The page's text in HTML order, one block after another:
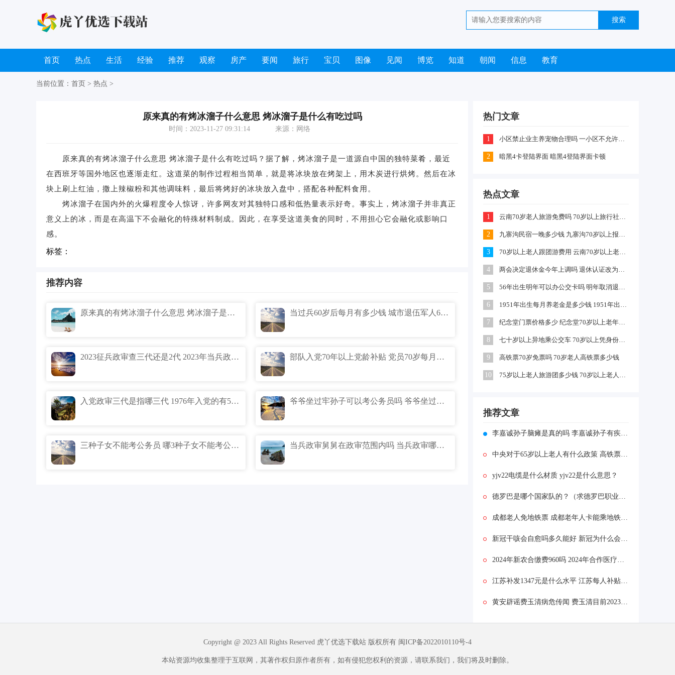
首页 热点 生活 经验 推荐 观察 房产 要闻 旅行 宝贝 图像 见闻 博览 知道 朝闻 信息 教育
当前位置： 首页 > 热点 >
原来真的有烤冰溜子什么意思 烤冰溜子是什么有吃过吗
时间：2023-11-27 09:31:14 来源：网络
原来真的有烤冰溜子什么意思 烤冰溜子是什么有吃过吗？据了解，烤冰溜子是一道源自中国的独特菜肴，最近
在西班牙等国外地区也逐渐走红。这道菜的制作过程相当简单，就是将冰块放在烤架上，用木炭进行烘烤。然后在冰
块上刷上红油，撒上辣椒粉和其他调味料，最后将烤好的冰块放入盘中，搭配各种配料食用。
烤冰溜子在国内外的火爆程度令人惊讶，许多网友对其独特口感和低热量表示好奇。事实上，烤冰溜子并非真正
意义上的冰，而是在高温下不会融化的特殊材料制成。因此，在享受这道美食的同时，不用担心它会融化或影响口
感。
标签：
推荐内容
原来真的有烤冰溜子什么意思 烤冰溜子是什么有吃过吗 当过兵60岁后每月有多少钱 城市退伍军人60岁后每月补助多少
2023征兵政审查三代还是2代 2023年当兵政审过后多久入伍 部队入党70年以上党龄补贴 党员70岁每月补贴多少
入党政审三代是指哪三代 1976年入党的有50年党龄吗 爷爷坐过牢孙子可以考公务员吗 爷爷坐过牢孙子可以当兵吗
三种子女不能考公务员 哪3种子女不能考公务员 当兵政审舅舅在政审范围内吗 当兵政审哪些家庭成员
热门文章
1 小区禁止业主养宠物合理吗 一小区不允许业主喂养猫咪和狗狗是怎么回事
2 暗黑4卡登陆界面 暗黑4登陆界面卡顿
热点文章
1 云南70岁老人旅游免费吗 70岁以上旅行社价格多少
2 九寨沟民宿一晚多少钱 九寨沟70岁以上报团费多少
3 70岁以上老人跟团游费用 云南70岁以上老人旅游费用多少
4 两会决定退休金今年上调吗 退休认证改为一年两次了吗
5 56年出生明年可以办公交卡吗 明年取消退休老年交通卡是真的吗
6 1951年出生每月养老金是多少钱 1951年出生的今年怎么算养老金
7 纪念堂门票价格多少 纪念堂70岁以上老年人免票吗
8 七十岁以上异地乘公交车 70岁以上凭身份证可乘公交车吗
9 高铁票70岁免票吗 70岁老人高铁票多少钱
10 75岁以上老人旅游团多少钱 70岁以上老人去九寨沟报团多少钱
推荐文章
李嘉诚孙子脑瘫是真的吗 李嘉诚孙子有疾病吗
中央对于65岁以上老人有什么政策 高铁票65岁老人免费吗
yjv22电缆是什么材质 yjv22是什么意思？
德罗巴是哪个国家队的？（求德罗巴职业生涯的全数据？）
成都老人免地铁票 成都老年人卡能乘地铁吗？
新冠干咳会自愈吗多久能好 新冠为什么会出现干咳啥原因
2024年新农合缴费960吗 2024年合作医疗交960元是真的吗
江苏补发1347元是什么水平 江苏每人补贴1500元是真的吗
黄安辟谣费玉清病危传闻 费玉清目前2023身体状况如何
Copyright @ 2023 All Rights Reserved 虎丫优选下载站 版权所有 闽ICP备2022010110号-4
本站资源均收集整理于互联网，其著作权归原作者所有，如有侵犯您权利的资源，请联系我们，我们将及时删除。